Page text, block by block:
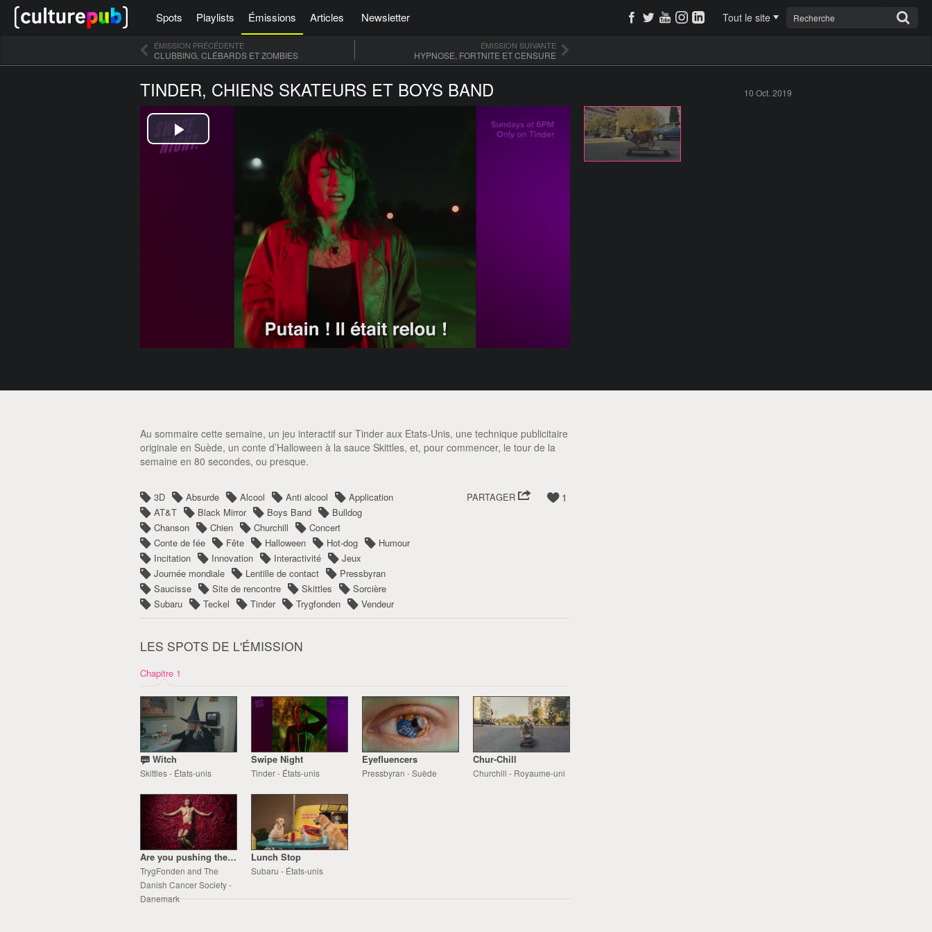
Spots Playlists Émissions Articles Newsletter Tout le site
ÉMISSION PRÉCÉDENTE
CLUBBING, CLÉBARDS ET ZOMBIES
ÉMISSION SUIVANTE
HYPNOSE, FORTNITE ET CENSURE
TINDER, CHIENS SKATEURS ET BOYS BAND 10 Oct. 2019
Au sommaire cette semaine, un jeu interactif sur Tinder aux Etats-Unis, une technique publicitaire
originale en Suède, un conte d’Halloween à la sauce Skittles, et, pour commencer, le tour de la
semaine en 80 secondes, ou presque.
1
PARTAGER
3D Absurde Alcool Anti alcool
Application
AT&T
Black Mirror Boys Band
Bulldog
Chanson
Chien Churchill
Concert
Conte de fée
Fête Halloween Hot-dog
Humour
Incitation
Innovation Interactivité
Jeux
Journée mondiale
Lentille de contact
Pressbyran
Saucisse
Site de rencontre Skittles
Sorcière
Subaru
Teckel Tinder Trygfonden Vendeur
LES SPOTS DE L'ÉMISSION
Chapitre 1
Witch
Skittles - États-unis
Swipe Night
Tinder - États-unis
Eyefluencers
Pressbyran - Suède
Chur-Chill
Churchill - Royaume-uni
Are you pushing the sausage?
TrygFonden and The
Danish Cancer Society -
Danemark
Lunch Stop
Subaru - États-unis